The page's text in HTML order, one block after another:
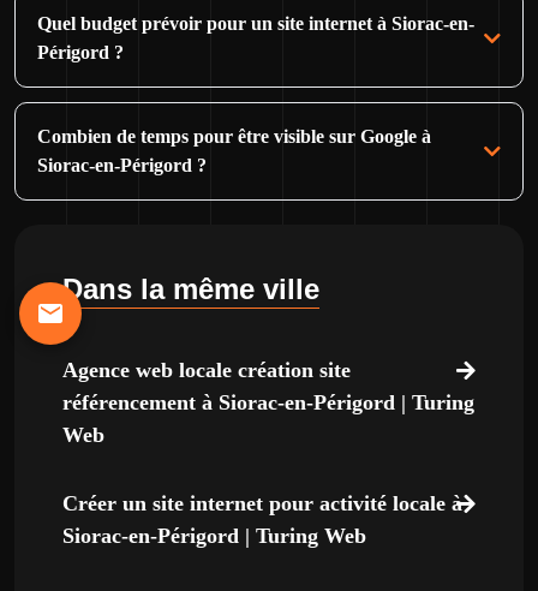
Quel budget prévoir pour un site internet à Siorac-en-
Périgord ?
Combien de temps pour être visible sur Google à
Siorac-en-Périgord ?
Dans la même ville
Agence web locale création site
référencement à Siorac-en-Périgord | Turing
Web
Créer un site internet pour activité locale à
Siorac-en-Périgord | Turing Web